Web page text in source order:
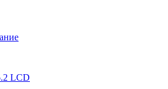
LCD